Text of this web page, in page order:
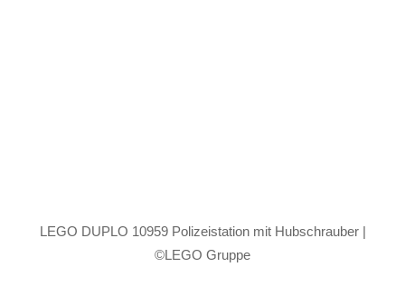
LEGO DUPLO 10959 Polizeistation mit Hubschrauber |
©LEGO Gruppe